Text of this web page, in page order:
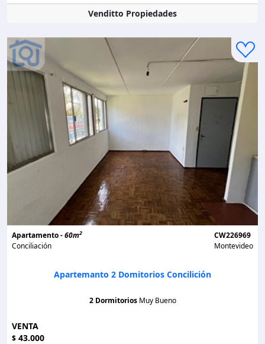
Venditto Propiedades
Apartamento -60m2
Conciliación
CW226969
Montevideo
Apartemanto 2 Domitorios Concilición
2 Dormitorios Muy Bueno
VENTA
$ 43.000